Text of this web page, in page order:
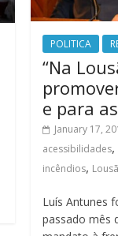
POLITICA
“Na
e para
January 17,
acessibilidades,
incêndios, Lousã
Luís Antunes
passado mês